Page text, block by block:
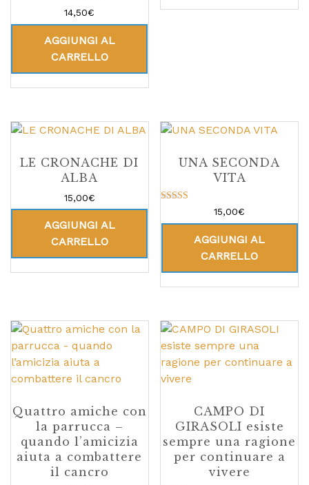
14,50€
AGGIUNGI AL
CARRELLO
LE CRONACHE DI
ALBA
15,00€
AGGIUNGI AL
CARRELLO
UNA SECONDA
VITA
su 5
15,00€
AGGIUNGI AL
CARRELLO
Quattro amiche con
la parrucca –
quando l’amicizia
aiuta a combattere
il cancro
CAMPO DI
GIRASOLI esiste
sempre una ragione
per continuare a
vivere